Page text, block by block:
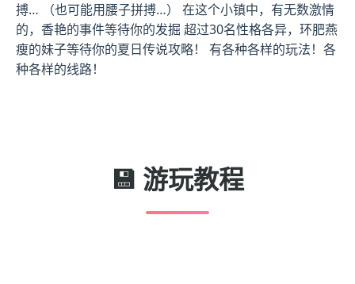
搏… （也可能用腰子拼搏…） 在这个小镇中，有无数激情
的，香艳的事件等待你的发掘 超过30名性格各异，环肥燕
瘦的妹子等待你的夏日传说攻略！ 有各种各样的玩法！各
种各样的线路！
💾 游玩教程